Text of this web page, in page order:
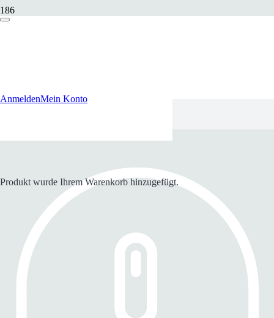
AnmeldenMein Konto
Produkt wurde Ihrem Warenkorb hinzugefügt.